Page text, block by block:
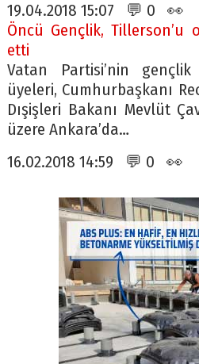
19.04.2018 15:07 💬 0 👀
Öncü Gençlik,
etti
Vatan Partisi’nin
üyeleri, Cumhurbaşkanı
Dışişleri Bakanı Mevlüt
üzere Ankara’da…
16.02.2018 14:59 💬 0 👀